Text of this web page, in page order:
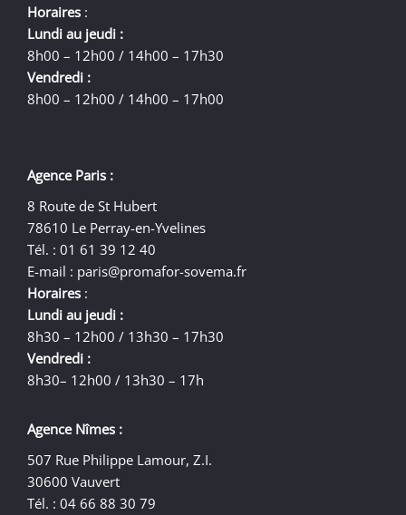
Horaires :
Lundi au jeudi :
8h00 – 12h00 / 14h00 – 17h30
Vendredi :
8h00 – 12h00 / 14h00 – 17h00
Agence Paris :
8 Route de St Hubert
78610 Le Perray-en-Yvelines
Tél. : 01 61 39 12 40
E-mail : paris@promafor-sovema.fr
Horaires :
Lundi au jeudi :
8h30 – 12h00 / 13h30 – 17h30
Vendredi :
8h30– 12h00 / 13h30 – 17h
Agence Nîmes :
507 Rue Philippe Lamour, Z.I.
30600 Vauvert
Tél. : 04 66 88 30 79